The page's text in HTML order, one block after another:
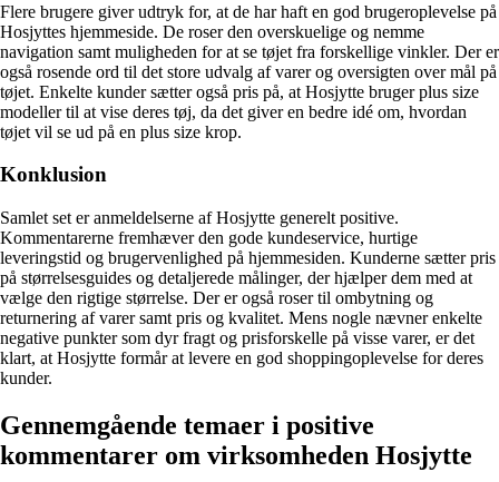
Flere brugere giver udtryk for, at de har haft en god brugeroplevelse på
Hosjyttes hjemmeside. De roser den overskuelige og nemme
navigation samt muligheden for at se tøjet fra forskellige vinkler. Der er
også rosende ord til det store udvalg af varer og oversigten over mål på
tøjet. Enkelte kunder sætter også pris på, at Hosjytte bruger plus size
modeller til at vise deres tøj, da det giver en bedre idé om, hvordan
tøjet vil se ud på en plus size krop.
Konklusion
Samlet set er anmeldelserne af Hosjytte generelt positive.
Kommentarerne fremhæver den gode kundeservice, hurtige
leveringstid og brugervenlighed på hjemmesiden. Kunderne sætter pris
på størrelsesguides og detaljerede målinger, der hjælper dem med at
vælge den rigtige størrelse. Der er også roser til ombytning og
returnering af varer samt pris og kvalitet. Mens nogle nævner enkelte
negative punkter som dyr fragt og prisforskelle på visse varer, er det
klart, at Hosjytte formår at levere en god shoppingoplevelse for deres
kunder.
Gennemgående temaer i positive
kommentarer om virksomheden Hosjytte